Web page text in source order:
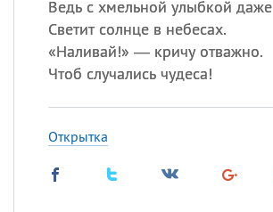
Ведь с хмельной улыбкой даже
Светит солнце в небесах.
«Наливай!» — кричу отважно.
Чтоб случались чудеса!
Открытка